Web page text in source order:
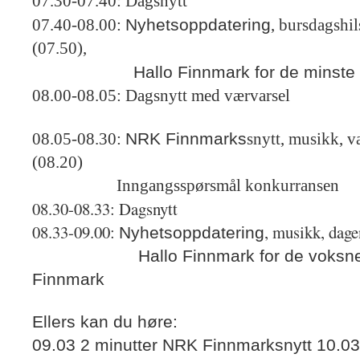
07.40-08.00: Nyhetsoppdatering,
(07.50),
Hallo Finnmark for de minste
08.00-08.05: Dagsnytt med værvarsel
08.05-08.30: NRK Finnmarkssnytt, musikk,
(08.20)
Inngangsspørsmål konkurransen
08.30-08.33: Dagsnytt
08.33-09.00: Nyhetsoppdatering, musikk,
Hallo Finnmark for de voksne,
Finnmark
Ellers kan du høre:
09.03 2 minutter NRK Finnmarksnytt